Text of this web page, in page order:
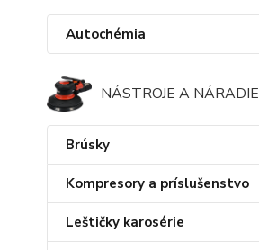
Autochémia
NÁSTROJE A NÁRADIE
Brúsky
Kompresory a príslušenstvo
Leštičky karosérie